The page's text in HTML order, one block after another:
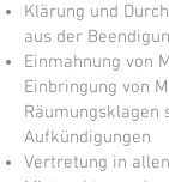
Klärung und
aus der
Einmahnung von
Einbringung von
Räumungsklagen
Aufkündigungen
Vertretung in